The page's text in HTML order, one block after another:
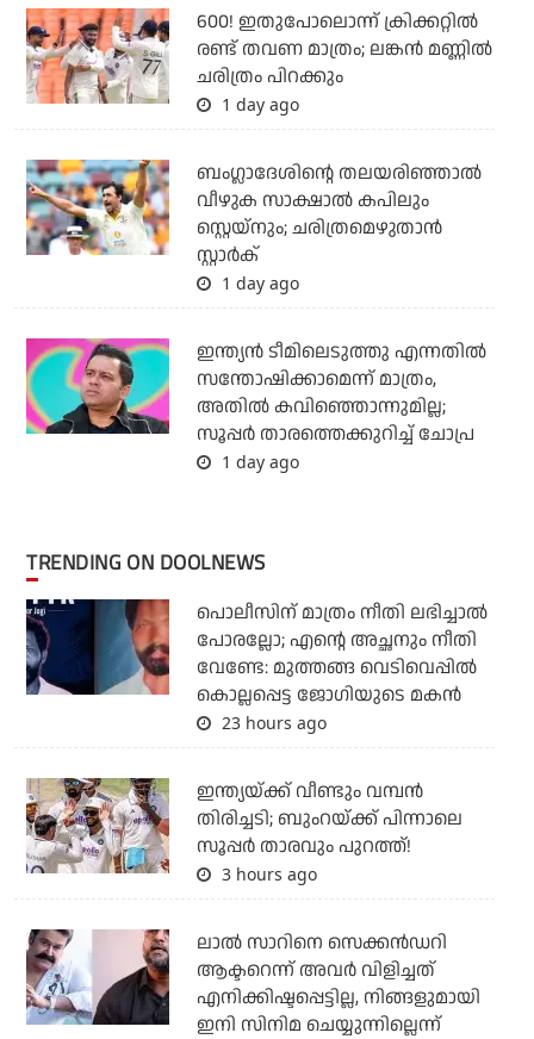
600! ഇതുപോലൊന്ന് ക്രിക്കറ്റില്‍
രണ്ട് തവണ മാത്രം; ലങ്കന്‍ മണ്ണില്‍
ചരിത്രം പിറക്കും
1 day ago
ബംഗ്ലാദേശിന്റെ തലയരിഞ്ഞാല്‍
വീഴുക സാക്ഷാല്‍ കപിലും
സ്റ്റെയ്‌നും; ചരിത്രമെഴുതാന്‍
സ്റ്റാര്‍ക്
1 day ago
ഇന്ത്യന്‍ ടീമിലെടുത്തു എന്നതില്‍
സന്തോഷിക്കാമെന്ന് മാത്രം,
അതില്‍ കവിഞ്ഞൊന്നുമില്ല;
സൂപ്പര്‍ താരത്തെക്കുറിച്ച് ചോപ്ര
1 day ago
TRENDING ON DOOLNEWS
പൊലീസിന് മാത്രം നീതി ലഭിച്ചാല്‍
പോരല്ലോ; എന്റെ അച്ഛനും നീതി
വേണ്ടേ: മുത്തങ്ങ വെടിവെപ്പില്‍
കൊല്ലപ്പെട്ട ജോഗിയുടെ മകന്‍
23 hours ago
ഇന്ത്യയ്ക്ക് വീണ്ടും വമ്പന്‍
തിരിച്ചടി; ബുംറയ്ക്ക് പിന്നാലെ
സൂപ്പര്‍ താരവും പുറത്ത്!
3 hours ago
ലാല്‍ സാറിനെ സെക്കന്‍ഡറി
ആക്ടറെന്ന് അവര്‍ വിളിച്ചത്
എനിക്കിഷ്ടപ്പെട്ടില്ല, നിങ്ങളുമായി
ഇനി സിനിമ ചെയ്യുന്നില്ലെന്ന്